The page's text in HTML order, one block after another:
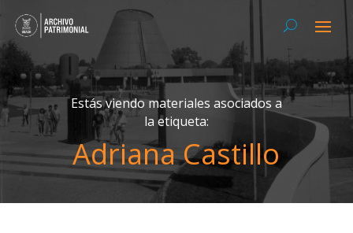
Estás viendo materiales asociados a
la etiqueta:
Adriana Castillo